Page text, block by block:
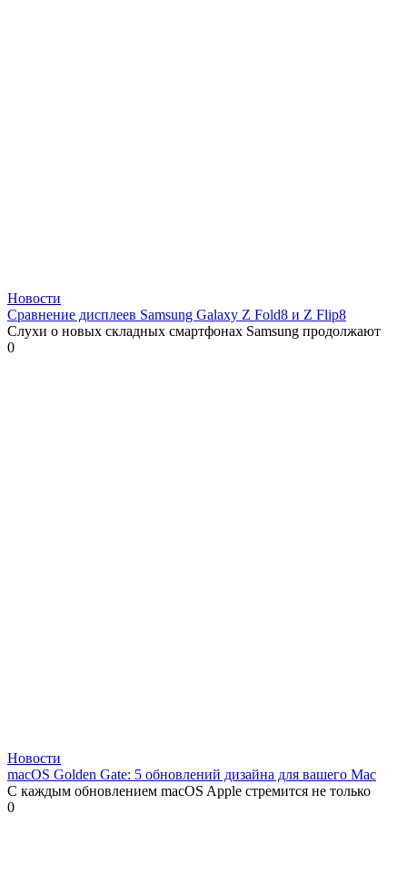
Новости
Сравнение дисплеев Samsung Galaxy Z Fold8 и Z Flip8
Слухи о новых складных смартфонах Samsung продолжают
0
Новости
macOS Golden Gate: 5 обновлений дизайна для вашего Mac
С каждым обновлением macOS Apple стремится не только
0